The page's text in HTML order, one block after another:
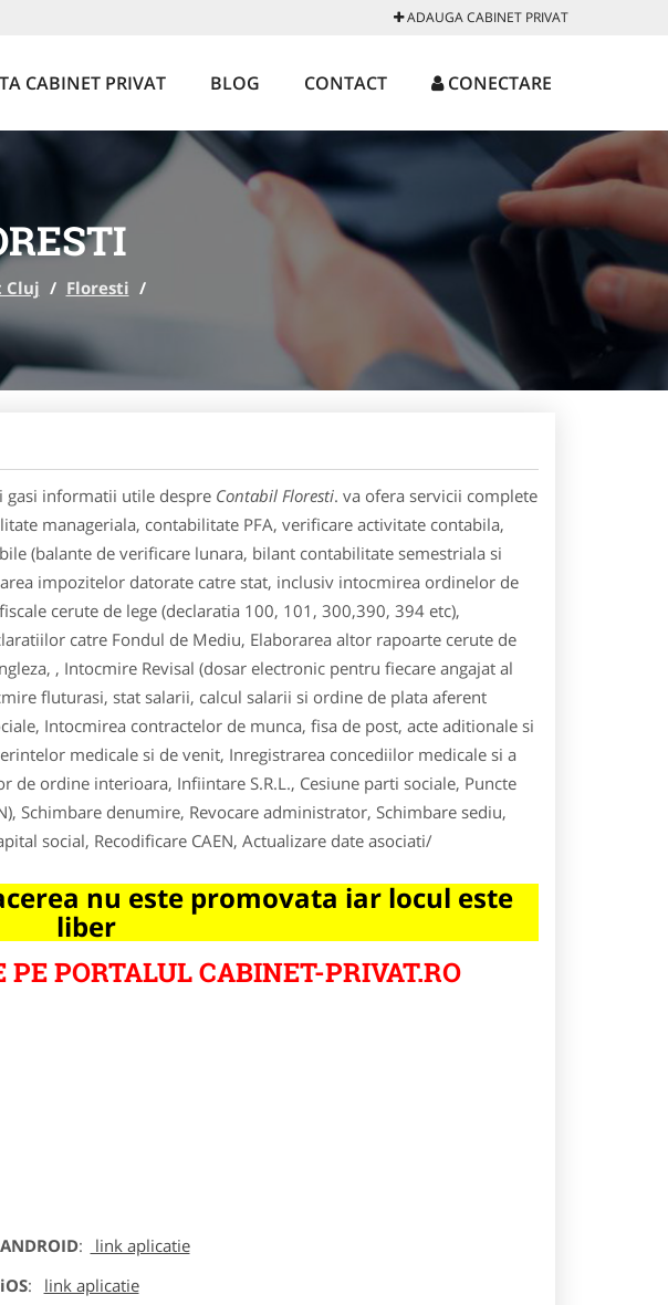
ADAUGA CABINET PRIVAT
CABINET PRIVAT BLOG CONTACT CONECTARE
Cluj / Floresti /
gasi informatii utile despre Contabil Floresti. va ofera servicii complete
manageriala, contabilitate PFA, verificare activitate contabila,
(balante de verificare lunara, bilant contabilitate semestriala si
impozitelor datorate catre stat, inclusiv intocmirea ordinelor de
cerute de lege (declaratia 100, 101, 300,390, 394 etc),
catre Fondul de Mediu, Elaborarea altor rapoarte cerute de
, Intocmire Revisal (dosar electronic pentru fiecare angajat al
fluturasi, stat salarii, calcul salarii si ordine de plata aferent
Intocmirea contractelor de munca, fisa de post, acte aditionale si
medicale si de venit, Inregistrarea concediilor medicale si a
ordine interioara, Infiintare S.R.L., Cesiune parti sociale, Puncte
Schimbare denumire, Revocare administrator, Schimbare sediu,
social, Recodificare CAEN, Actualizare date asociati/
nu este promovata iar locul este
liber
PE PORTALUL CABINET-PRIVAT.RO
ANDROID:
link aplicatie
iOS:
link aplicatie